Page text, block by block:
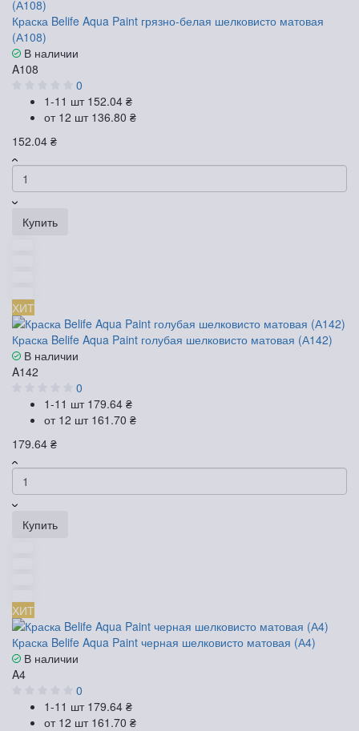
Краска Belife Aqua Paint грязно-белая шелковисто матовая
(А108)
В наличии
A108
0
1-11 шт 152.04 ₴
от 12 шт 136.80 ₴
152.04 ₴
Купить
ХИТ
Краска Belife Aqua Paint голубая шелковисто матовая (А142)
В наличии
A142
0
1-11 шт 179.64 ₴
от 12 шт 161.70 ₴
179.64 ₴
Купить
ХИТ
Краска Belife Aqua Paint черная шелковисто матовая (А4)
В наличии
A4
0
1-11 шт 179.64 ₴
от 12 шт 161.70 ₴